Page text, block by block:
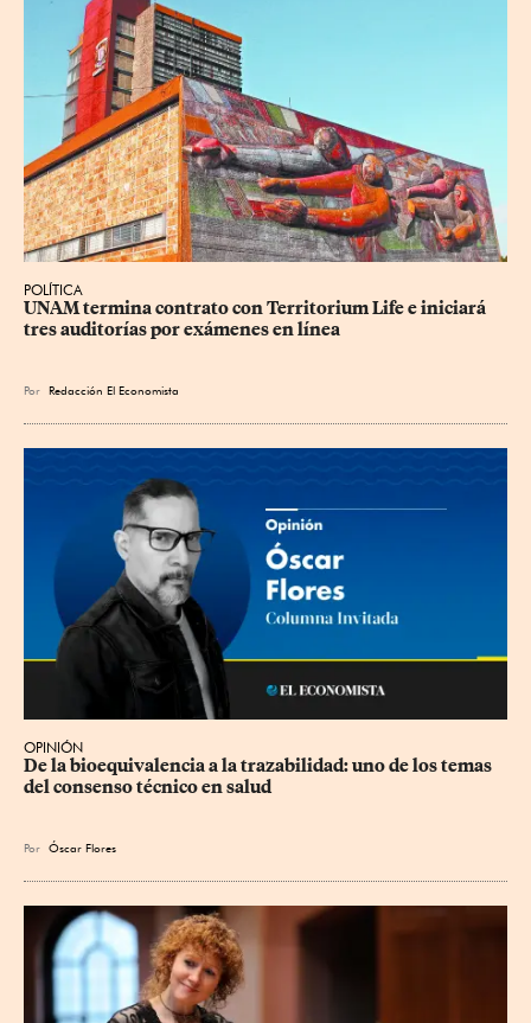
POLÍTICA
UNAM termina contrato con Territorium Life e iniciará
tres auditorías por exámenes en línea
Por Redacción El Economista
OPINIÓN
De la bioequivalencia a la trazabilidad: uno de los temas
del consenso técnico en salud
Por Óscar Flores